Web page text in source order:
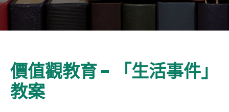
價值觀教育 - 「生活事件」
教案